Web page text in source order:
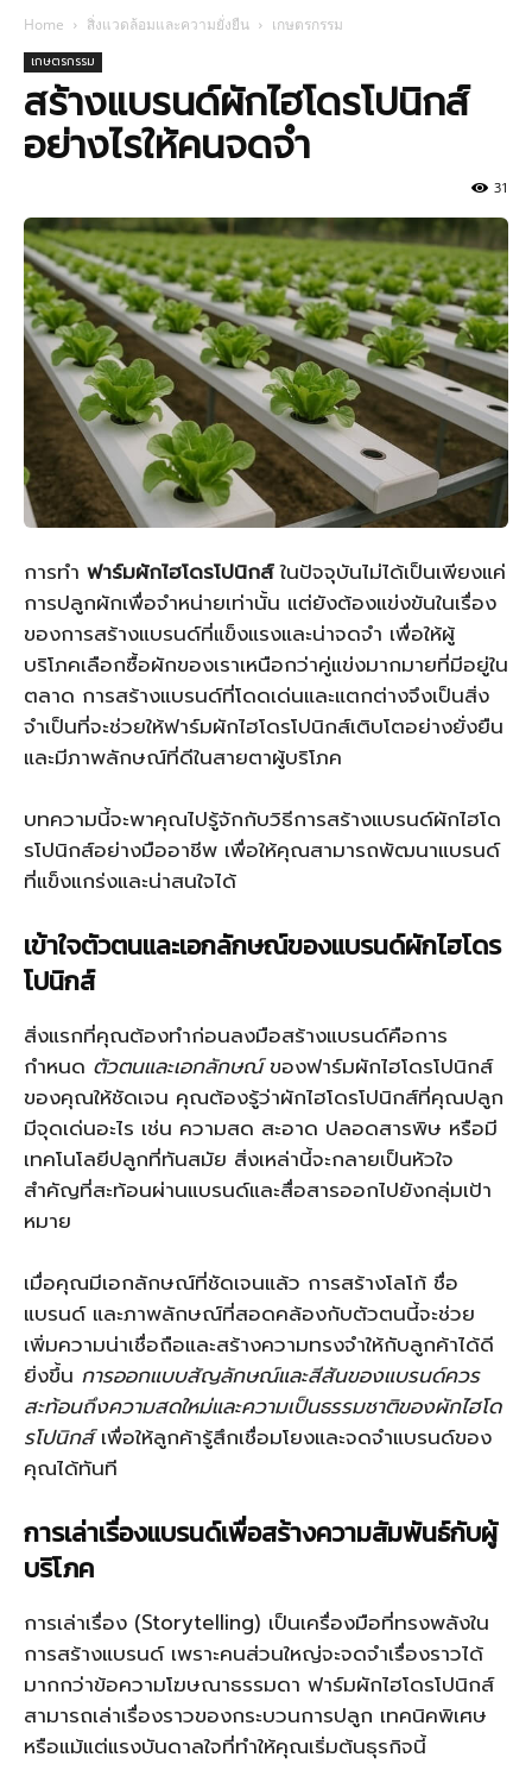
Home สิ่งแวดล้อมและความยั่งยืน เกษตรกรรม
เกษตรกรรม
สร้างแบรนด์ผักไฮโดรโปนิกส์
อย่างไรให้คนจดจำ
31
การทำ ฟาร์มผักไฮโดรโปนิกส์ในปัจจุบันไม่ได้เป็นเพียงแค่
การปลูกผักเพื่อจำหน่ายเท่านั้น แต่ยังต้องแข่งขันในเรื่อง
ของการสร้างแบรนด์ที่แข็งแรงและน่าจดจำ เพื่อให้ผู้
บริโภคเลือกซื้อผักของเราเหนือกว่าคู่แข่งมากมายที่มีอยู่ใน
ตลาด การสร้างแบรนด์ที่โดดเด่นและแตกต่างจึงเป็นสิ่ง
จำเป็นที่จะช่วยให้ฟาร์มผักไฮโดรโปนิกส์เติบโตอย่างยั่งยืน
และมีภาพลักษณ์ที่ดีในสายตาผู้บริโภค
บทความนี้จะพาคุณไปรู้จักกับวิธีการสร้างแบรนด์ผักไฮโด
รโปนิกส์อย่างมืออาชีพ เพื่อให้คุณสามารถพัฒนาแบรนด์
ที่แข็งแกร่งและน่าสนใจได้
เข้าใจตัวตนและเอกลักษณ์ของแบรนด์ผักไฮโดร
โปนิกส์
สิ่งแรกที่คุณต้องทำก่อนลงมือสร้างแบรนด์คือการ
กำหนด ตัวตนและเอกลักษณ์ของฟาร์มผักไฮโดรโปนิกส์
ของคุณให้ชัดเจน คุณต้องรู้ว่าผักไฮโดรโปนิกส์ที่คุณปลูก
มีจุดเด่นอะไร เช่น ความสด สะอาด ปลอดสารพิษ หรือมี
เทคโนโลยีปลูกที่ทันสมัย สิ่งเหล่านี้จะกลายเป็นหัวใจ
สำคัญที่สะท้อนผ่านแบรนด์และสื่อสารออกไปยังกลุ่มเป้า
หมาย
เมื่อคุณมีเอกลักษณ์ที่ชัดเจนแล้ว การสร้างโลโก้ ชื่อ
แบรนด์ และภาพลักษณ์ที่สอดคล้องกับตัวตนนี้จะช่วย
เพิ่มความน่าเชื่อถือและสร้างความทรงจำให้กับลูกค้าได้ดี
ยิ่งขึ้น การออกแบบสัญลักษณ์และสีสันของแบรนด์ควร
สะท้อนถึงความสดใหม่และความเป็นธรรมชาติของผักไฮโด
รโปนิกส์เพื่อให้ลูกค้ารู้สึกเชื่อมโยงและจดจำแบรนด์ของ
คุณได้ทันที
การเล่าเรื่องแบรนด์เพื่อสร้างความสัมพันธ์กับผู้
บริโภค
การเล่าเรื่อง (Storytelling) เป็นเครื่องมือที่ทรงพลังใน
การสร้างแบรนด์ เพราะคนส่วนใหญ่จะจดจำเรื่องราวได้
มากกว่าข้อความโฆษณาธรรมดา ฟาร์มผักไฮโดรโปนิกส์
สามารถเล่าเรื่องราวของกระบวนการปลูก เทคนิคพิเศษ
หรือแม้แต่แรงบันดาลใจที่ทำให้คุณเริ่มต้นธุรกิจนี้